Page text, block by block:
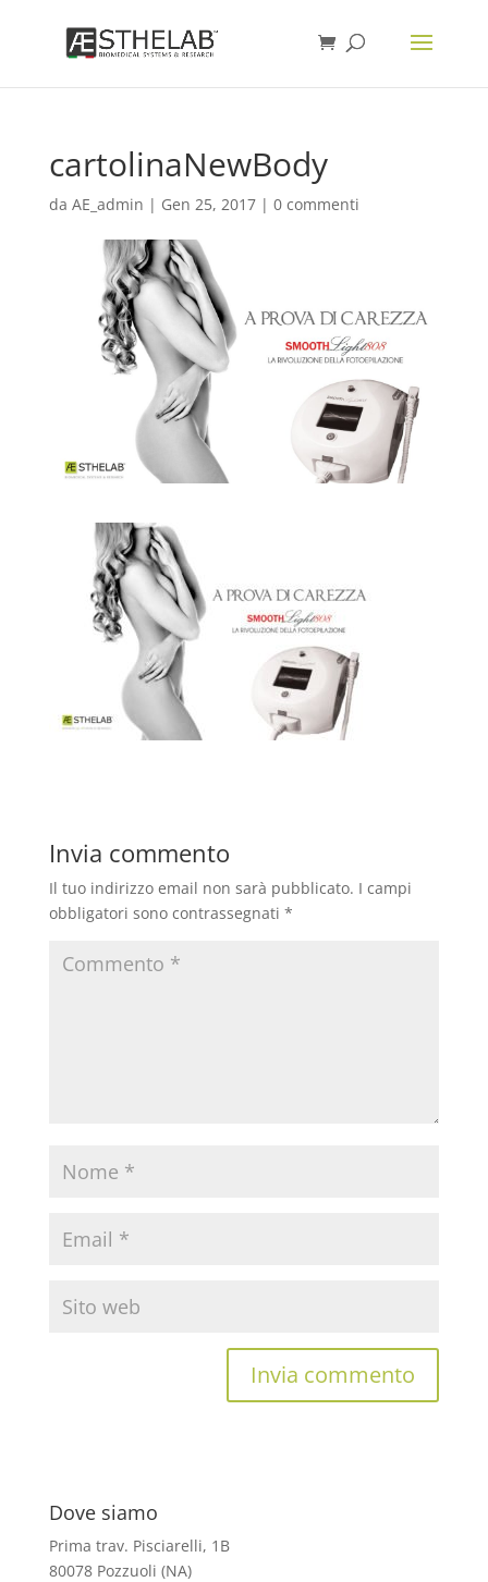
cartolinaNewBody
da AE_admin | Gen 25, 2017| 0 commenti
Invia commento
Il tuo indirizzo email non sarà pubblicato. I campi
obbligatori sono contrassegnati *
Dove siamo
Prima trav. Pisciarelli, 1B
80078 Pozzuoli (NA)